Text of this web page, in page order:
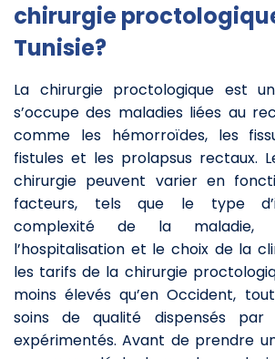
chirurgie
Tunisie?
La chirurgie proctologique est
s’occupe des maladies liées au
comme les hémorroïdes, les
fistules et les prolapsus rectaux.
chirurgie peuvent varier en
facteurs, tels que le type
complexité de la
l’hospitalisation et le choix de la
les tarifs de la chirurgie
moins élevés qu’en Occident,
soins de qualité dispensés par
expérimentés. Avant de prendre